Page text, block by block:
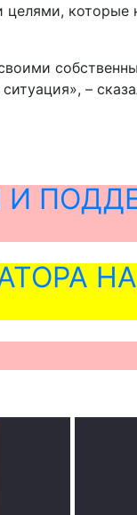
которые
–
И